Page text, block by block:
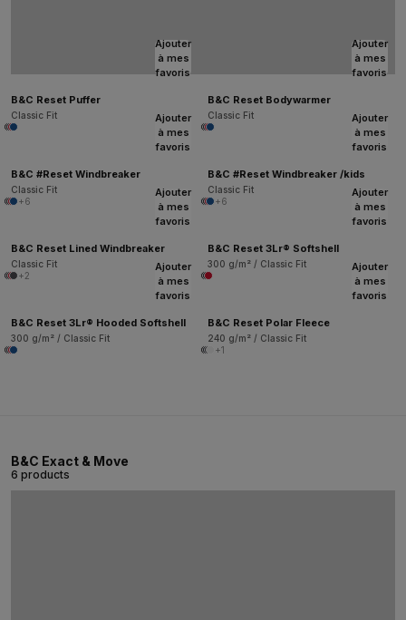
Ajouter
à mes
favoris
B&C Reset Puffer
Classic Fit
Ajouter
à mes
favoris
B&C Reset Bodywarmer
Classic Fit
Ajouter
à mes
favoris
B&C #Reset Windbreaker
Classic Fit
+6
Ajouter
à mes
favoris
B&C #Reset Windbreaker /kids
Classic Fit
+6
Ajouter
à mes
favoris
B&C Reset Lined Windbreaker
Classic Fit
+2
Ajouter
à mes
favoris
B&C Reset 3Lr® Softshell
300 g/m² / Classic Fit
Ajouter
à mes
favoris
B&C Reset 3Lr® Hooded Softshell
300 g/m² / Classic Fit
Ajouter
à mes
favoris
B&C Reset Polar Fleece
240 g/m² / Classic Fit
+1
B&C Exact & Move
6 products